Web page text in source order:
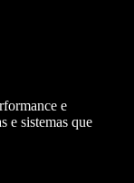
e
e sistemas que